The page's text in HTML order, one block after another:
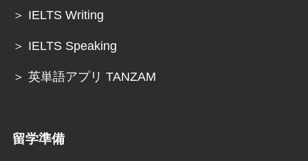
＞ IELTS Writing
＞ IELTS Speaking
＞ 英単語アプリ TANZAM
留学準備